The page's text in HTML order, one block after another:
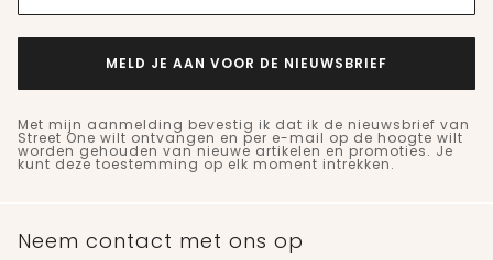
MELD JE AAN VOOR DE NIEUWSBRIEF
Met mijn aanmelding bevestig ik dat ik de nieuwsbrief van
Street One wilt ontvangen en per e-mail op de hoogte wilt
worden gehouden van nieuwe artikelen en promoties. Je
kunt deze toestemming op elk moment intrekken.
Neem contact met ons op